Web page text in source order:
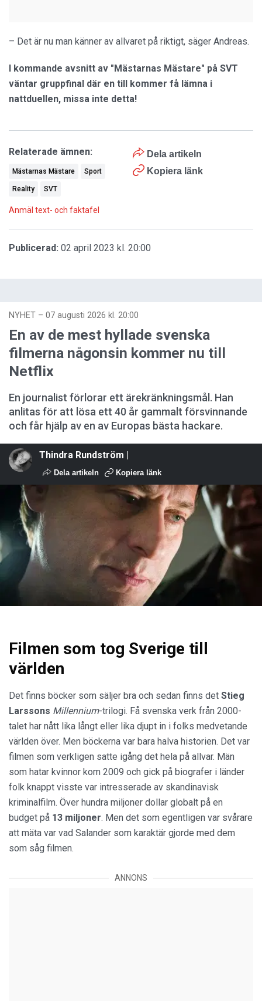
– Det är nu man känner av allvaret på riktigt, säger Andreas.
I kommande avsnitt av "Mästarnas Mästare" på SVT
väntar gruppfinal där en till kommer få lämna i
nattduellen, missa inte detta!
Dela artikeln
Kopiera länk
Relaterade ämnen:
Mästarnas Mästare Sport
Reality SVT
Anmäl text- och faktafel
Publicerad: 02 april 2023 kl. 20:00
NYHET – 07 augusti 2026 kl. 20:00
En av de mest hyllade svenska
filmerna någonsin kommer nu till
Netflix
En journalist förlorar ett ärekränkningsmål. Han
anlitas för att lösa ett 40 år gammalt försvinnande
och får hjälp av en av Europas bästa hackare.
Thindra Rundström |
Dela artikeln Kopiera länk
Filmen som tog Sverige till
världen
Det finns böcker som säljer bra och sedan finns det Stieg
Larssons Millennium-trilogi. Få svenska verk från 2000-
talet har nått lika långt eller lika djupt in i folks medvetande
världen över. Men böckerna var bara halva historien. Det var
filmen som verkligen satte igång det hela på allvar. Män
som hatar kvinnor kom 2009 och gick på biografer i länder
folk knappt visste var intresserade av skandinavisk
kriminalfilm. Över hundra miljoner dollar globalt på en
budget på 13 miljoner. Men det som egentligen var svårare
att mäta var vad Salander som karaktär gjorde med dem
som såg filmen.
ANNONS